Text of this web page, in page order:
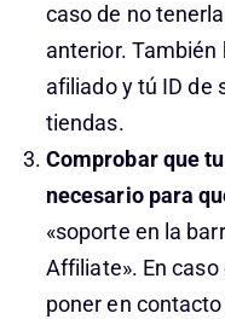
caso de no
anterior. También
afiliado y tú ID de
tiendas.
Comprobar que
necesario para
«soporte en la
Affiliate». En
poner en